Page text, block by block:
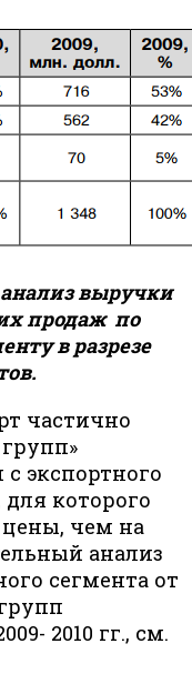
выручки
продаж по
в разрезе
частично
экспортного
которого
цены, чем на
анализ
сегмента от
2010 гг., см.